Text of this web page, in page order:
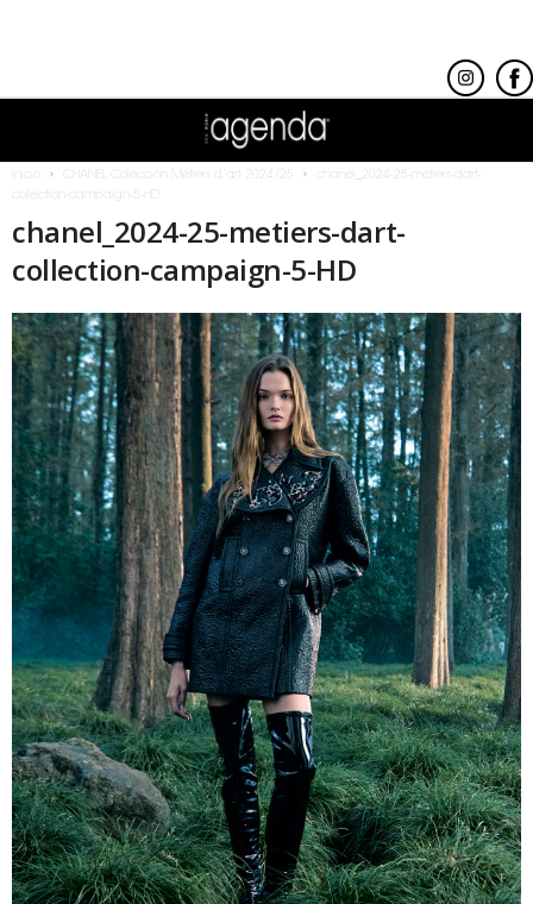
CHANEL Colección Métiers d’art 2024/25
chanel_2024-25-metiers-dart-
collection-campaign-5-HD
chanel_2024-25-metiers-dart-
collection-campaign-5-HD